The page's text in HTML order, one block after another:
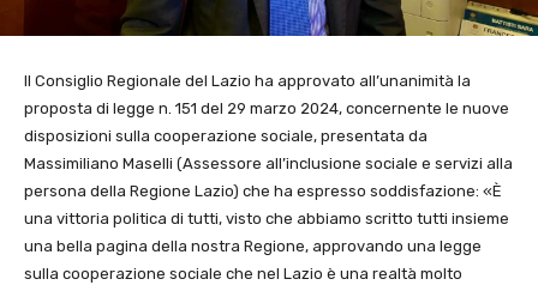
Il Consiglio Regionale del Lazio ha approvato all’unanimità la
proposta di legge n. 151 del 29 marzo 2024, concernente le nuove
disposizioni sulla cooperazione sociale, presentata da
Massimiliano Maselli (Assessore all’inclusione sociale e servizi alla
persona della Regione Lazio) che ha espresso soddisfazione: «È
una vittoria politica di tutti, visto che abbiamo scritto tutti insieme
una bella pagina della nostra Regione, approvando una legge
sulla cooperazione sociale che nel Lazio è una realtà molto